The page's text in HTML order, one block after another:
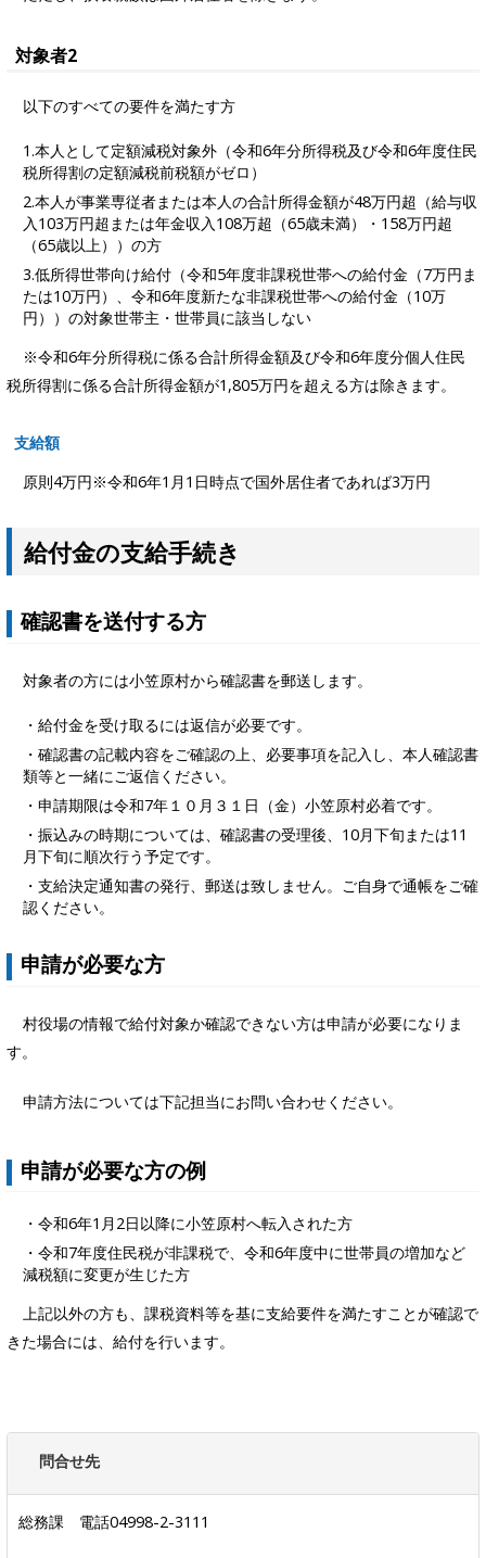
対象者2
以下のすべての要件を満たす方
1.本人として定額減税対象外（令和6年分所得税及び令和6年度住民
税所得割の定額減税前税額がゼロ）
2.本人が事業専従者または本人の合計所得金額が48万円超（給与収
入103万円超または年金収入108万超（65歳未満）・158万円超
（65歳以上））の方
3.低所得世帯向け給付（令和5年度非課税世帯への給付金（7万円ま
たは10万円）、令和6年度新たな非課税世帯への給付金（10万
円））の対象世帯主・世帯員に該当しない
※令和6年分所得税に係る合計所得金額及び令和6年度分個人住民
税所得割に係る合計所得金額が1,805万円を超える方は除きます。
支給額
原則4万円※令和6年1月1日時点で国外居住者であれば3万円
給付金の支給手続き
確認書を送付する方
対象者の方には小笠原村から確認書を郵送します。
・給付金を受け取るには返信が必要です。
・確認書の記載内容をご確認の上、必要事項を記入し、本人確認書
類等と一緒にご返信ください。
・申請期限は令和7年１０月３１日（金）小笠原村必着です。
・振込みの時期については、確認書の受理後、10月下旬または11
月下旬に順次行う予定です。
・支給決定通知書の発行、郵送は致しません。ご自身で通帳をご確
認ください。
申請が必要な方
村役場の情報で給付対象か確認できない方は申請が必要になりま
す。
申請方法については下記担当にお問い合わせください。
申請が必要な方の例
・令和6年1月2日以降に小笠原村へ転入された方
・令和7年度住民税が非課税で、令和6年度中に世帯員の増加など
減税額に変更が生じた方
上記以外の方も、課税資料等を基に支給要件を満たすことが確認で
きた場合には、給付を行います。
問合せ先
総務課 電話04998-2-3111